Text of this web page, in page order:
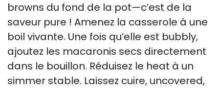
browns du fond de la pot—c’est de la
saveur pure ! Amenez la casserole à une
boil vivante. Une fois qu’elle est bubbly,
ajoutez les macaronis secs directement
dans le bouillon. Réduisez le heat à un
simmer stable. Laissez cuire, uncovered,